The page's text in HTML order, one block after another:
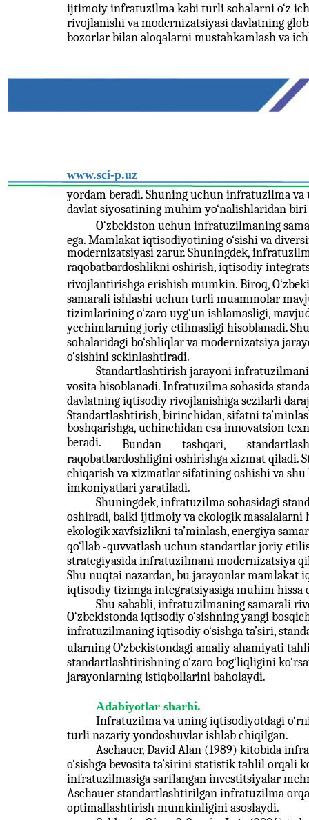
ijtimoiy infratuzilma kabi turli sohalarni o‘z
rivojlanishi va modernizatsiyasi davlatning
bozorlar bilan aloqalarni mustahkamlash va
www.sci-p.uz
yordam beradi. Shuning uchun infratuzilma
davlat siyosatining muhim yo‘nalishlaridan biri
O‘zbekiston uchun infratuzilmaning
ega. Mamlakat iqtisodiyotining o‘sishi va
modernizatsiyasi zarur. Shuningdek,
raqobatbardoshlikni oshirish, iqtisodiy
rivojlantirishga erishish mumkin. Biroq,
samarali ishlashi uchun turli muammolar
tizimlarining o‘zaro uyg‘un ishlamasligi,
yechimlarning joriy etilmasligi hisoblanadi.
sohalaridagi bo‘shliqlar va modernizatsiya
o‘sishini sekinlashtiradi.
Standartlashtirish jarayoni
vosita hisoblanadi. Infratuzilma sohasida
davlatning iqtisodiy rivojlanishiga sezilarli
Standartlashtirish, birinchidan, sifatni
boshqarishga, uchinchidan esa innovatsion
beradi.
Bundan tashqari,
raqobatbardoshligini oshirishga xizmat qiladi.
chiqarish va xizmatlar sifatining oshishi va
imkoniyatlari yaratiladi.
Shuningdek, infratuzilma sohasidagi
oshiradi, balki ijtimoiy va ekologik masalalarni
ekologik xavfsizlikni ta’minlash, energiya
qo‘llab -quvvatlash uchun standartlar joriy
strategiyasida infratuzilmani modernizatsiya
Shu nuqtai nazardan, bu jarayonlar mamlakat
iqtisodiy tizimga integratsiyasiga muhim hissa
Shu sababli, infratuzilmaning samarali
O‘zbekistonda iqtisodiy o‘sishning yangi
infratuzilmaning iqtisodiy o‘sishga ta’siri,
ularning O‘zbekistondagi amaliy ahamiyati
standartlashtirishning o‘zaro bog‘liqligini
jarayonlarning istiqbollarini baholaydi.
Adabiyotlar sharhi.
Infratuzilma va uning iqtisodiyotdagi
turli nazariy yondoshuvlar ishlab chiqilgan.
Aschauer, David Alan (1989) kitobida
o‘sishga bevosita ta’sirini statistik tahlil orqali
infratuzilmasiga sarflangan investitsiyalar
Aschauer standartlashtirilgan infratuzilma
optimallashtirish mumkinligini asoslaydi.